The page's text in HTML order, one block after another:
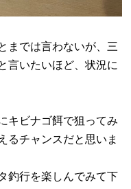
までは言わないが、三
言いたいほど、状況に
キビナゴ餌で狙ってみ
るチャンスだと思いま
釣行を楽しんでみて下